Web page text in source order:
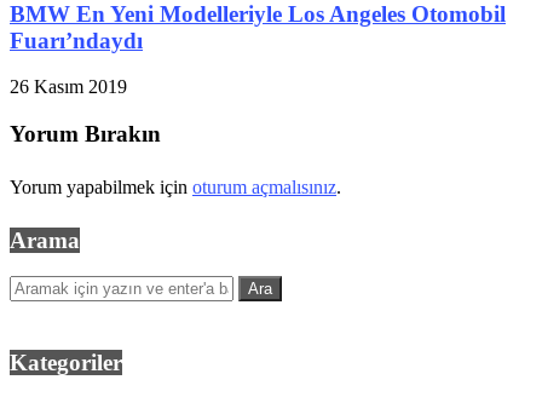
BMW En Yeni Modelleriyle Los Angeles Otomobil
Fuarı’ndaydı
26 Kasım 2019
Yorum Bırakın
Yorum yapabilmek için oturum açmalısınız.
Arama
Kategoriler